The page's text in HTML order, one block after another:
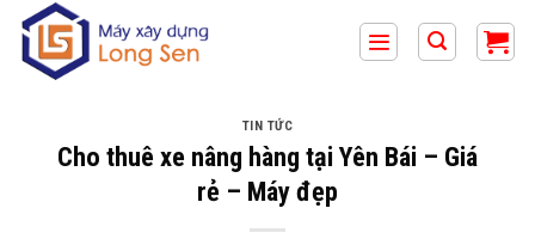
qua
TIN TỨC
Cho thuê xe nâng hàng tại Yên Bái – Giá
rẻ – Máy đẹp